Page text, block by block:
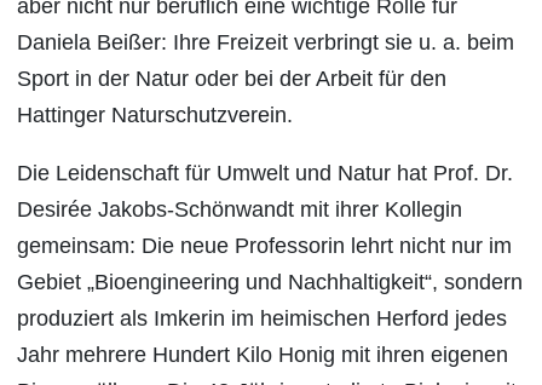
aber nicht nur beruflich eine wichtige Rolle für
Daniela Beißer: Ihre Freizeit verbringt sie u. a. beim
Sport in der Natur oder bei der Arbeit für den
Hattinger Naturschutzverein.
Die Leidenschaft für Umwelt und Natur hat Prof. Dr.
Desirée Jakobs-Schönwandt mit ihrer Kollegin
gemeinsam: Die neue Professorin lehrt nicht nur im
Gebiet „Bioengineering und Nachhaltigkeit“, sondern
produziert als Imkerin im heimischen Herford jedes
Jahr mehrere Hundert Kilo Honig mit ihren eigenen